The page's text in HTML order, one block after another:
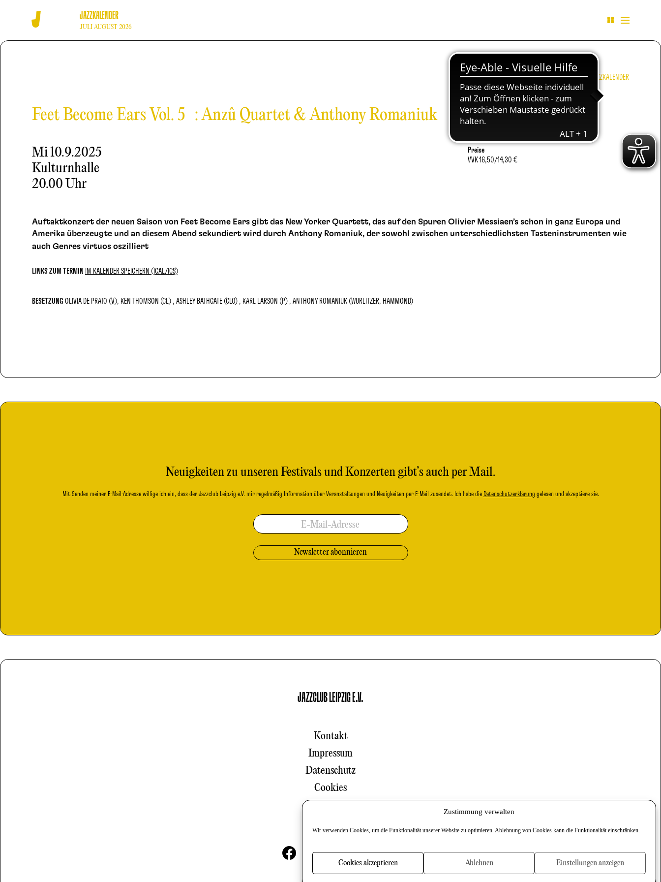
Zustimmung verwalten
Wir verwenden Cookies, um die Funktionalität unserer Website zu optimieren. Ablehnung von Cookies kann die Funktionalität einschränken.
Cookies akzeptieren Ablehnen Einstellungen anzeigen
JAZZKALENDER
JULI AUGUST 2026
JAZZKALENDER
Feet Become Ears Vol. 5 : Anzû Quartet & Anthony Romaniuk
Mi10.9.2025
Kulturnhalle
20.00 Uhr
Preise
VVK16,50/14,30 €
Auftaktkonzert der neuen Saison von Feet Become Ears gibt das New Yorker Quartett, das auf den Spuren Olivier Messiaen’s schon in ganz Europa und
Amerika überzeugte und an diesem Abend sekundiert wird durch Anthony Romaniuk, der sowohl zwischen unterschiedlichsten Tasteninstrumenten wie
auch Genres virtuos oszilliert
LINKS ZUM TERMIN IM KALENDER SPEICHERN (ICAL/ICS)
BESETZUNG OLIVIA DE PRATO (V) KEN THOMSON (CL) ASHLEY BATHGATE (CLO) KARL LARSON (P) ANTHONY ROMANIUK (WURLITZER, HAMMOND)
Neuigkeiten zu unseren Festivals und Konzerten gibt’s auch per Mail.
Mit Senden meiner E-Mail-Adresse willige ich ein, dass der Jazzclub Leipzig e.V. mir regelmäßig Information über Veranstaltungen und Neuigkeiten per E-Mail zusendet. Ich habe die Datenschutzerklärung gelesen und akzeptiere sie.
E-Mail-Adresse
JAZZCLUB LEIPZIG E.V.
Kontakt
Impressum
Datenschutz
Cookies